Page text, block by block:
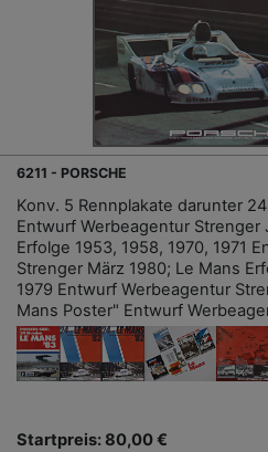
6211 - PORSCHE
Konv. 5 Rennplakate darunter
Entwurf Werbeagentur Strenger
Erfolge 1953, 1958, 1970, 1971
Strenger März 1980; Le Mans
1979 Entwurf Werbeagentur
Mans Poster" Entwurf
Startpreis: 80,00 €